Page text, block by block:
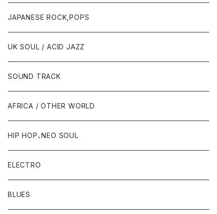
JAPANESE ROCK,POPS
UK SOUL / ACID JAZZ
SOUND TRACK
AFRICA / OTHER WORLD
HIP HOP、NEO SOUL
ELECTRO
BLUES